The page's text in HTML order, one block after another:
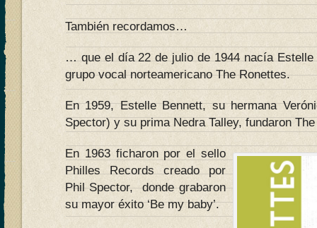
También recordamos…
… que el día 22 de julio de 1944 nacía Estelle
grupo vocal norteamericano The Ronettes.
En 1959, Estelle Bennett, su hermana
Spector) y su prima Nedra Talley, fundaron
En 1963 ficharon por el sello
Philles Records creado por
Phil Spector, donde grabaron
su mayor éxito ‘Be my baby’.